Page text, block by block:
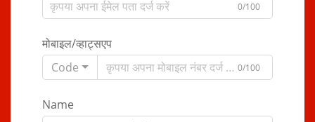
0/100
मोबाइल/व्हाट्सएप
Code
0/100
Name